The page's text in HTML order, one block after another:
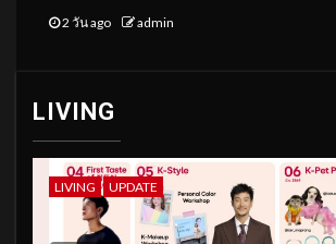
2 วัน ago admin
LIVING
LIVING UPDATE